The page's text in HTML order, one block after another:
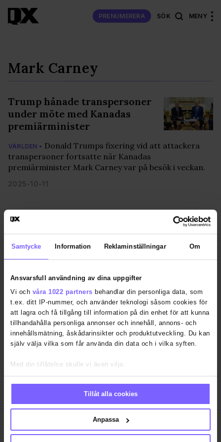
Samtycke Information Reklaminställningar Om
Ansvarsfull användning av dina uppgifter
Vi och våra 1022 partners behandlar din personliga data, som
t.ex. ditt IP-nummer, och använder teknologi såsom cookies för
att lagra och få tillgång till information på din enhet för att kunna
tillhandahålla personliga annonser och innehåll, annons- och
innehållsmätning, åskådarinsikter och produktutveckling. Du kan
själv välja vilka som får använda din data och i vilka syften.
Med din tillåtelse skulle vi även vilja:
Samla in information om din geografiska plats som kan
Identifiera din enhet genom att aktivt skanna den för
specifika kännetecken (fingeravtryck)
Ta reda på mer om hur dina personliga uppgifter behandlas och
ställ in dina preferenser idetaljsektionen. Du kan ändra eller
Tillåt alla cookies
Anpassa
PRENUMERERA SÖK MENY
Mark Carney
Trump hånade transpersoner
under möte med Kanadas
premiärminister
VÄRLDEN • Donald Trumps fixering vid att attackera
transpersoner fortsatte när Kanadas
premiärminister Mark Carney var på besök i veckan.
2025-10-11
SAMHÄLLE
NÖJE
LIVSSTIL
RESA
SHOP
ANNONSERA
OM OSS
VANLIGA FRÅGOR OCH SVAR
TIDNINGSARKIV
INTEGRITETSPOLICY
PRENUMERERA
QX Förlag AB är, sedan 1995, regnbågs-communityts